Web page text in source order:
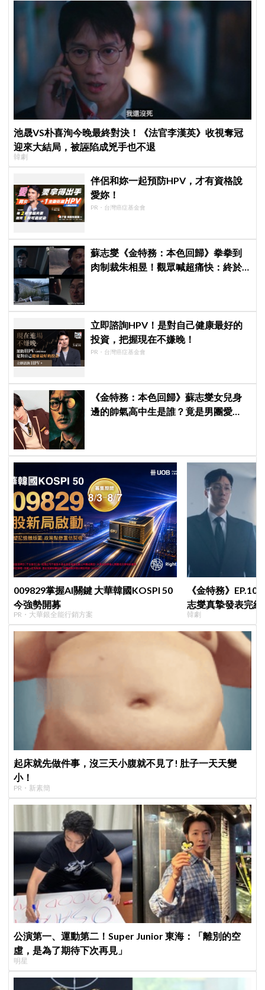
池晟VS朴喜洵今晚最終對決！《法官李漢英》收視奪冠
迎來大結局，被誣陷成兇手也不退
韓劇
伴侶和妳一起預防HPV，才有資格說
愛妳！
PR・台灣癌症基金會
蘇志燮《金特務：本色回歸》拳拳到
肉制裁朱相昱！觀眾喊超痛快：終於
立即諮詢HPV！是對自己健康最好的
投資，把握現在不嫌晚！
PR・台灣癌症基金會
《金特務：本色回歸》蘇志燮女兒身
邊的帥氣高中生是誰？竟是男團愛
009829掌握AI關鍵 大華韓國KOSPI 50
今強勢開募
PR・大華銀全能行銷方案
《金特務》
志燮真摯發表完
陪伴我們到最後的
韓劇
起床就先做件事，沒三天小腹就不見了! 肚子一天天變
小！
PR・新素簡
公演第一、運動第二！Super Junior 東海：「離別的空
虛，是為了期待下次再見」
明星